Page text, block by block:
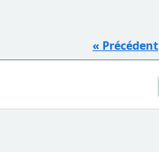
« Précédent